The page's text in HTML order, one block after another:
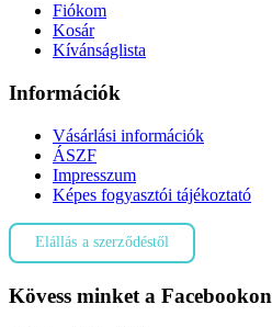
Fiókom
Kosár
Kívánságlista
Információk
Vásárlási információk
ÁSZF
Impresszum
Képes fogyasztói tájékoztató
Elállás a szerződéstől
Kövess minket a